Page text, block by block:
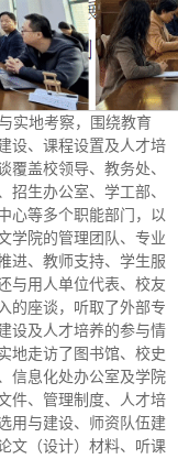
实地考察，围绕教育
设、课程设置及人才培
覆盖校领导、教务处、
招生办公室、学工部、
心等多个职能部门，以
学院的管理团队、专业
进、教师支持、学生服
与用人单位代表、校友
的座谈，听取了外部专
设及人才培养的参与情
地走访了图书馆、校史
信息化处办公室及学院
件、管理制度、人才培
用与建设、师资队伍建
文（设计）材料、听课